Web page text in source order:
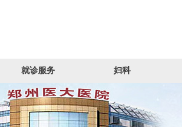
就诊服务 妇科